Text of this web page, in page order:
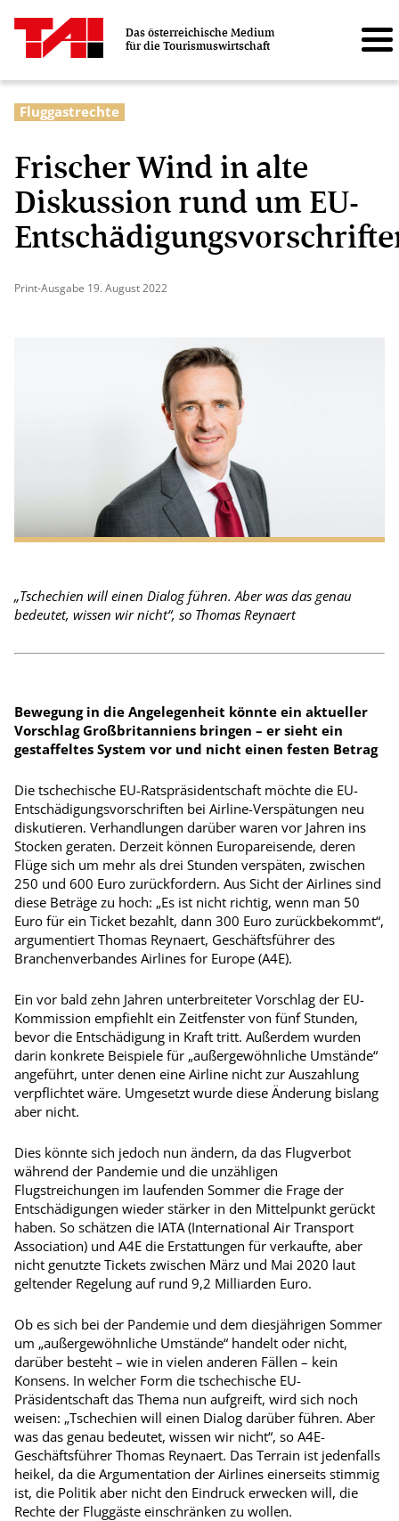
Das österreichische Medium
für die Tourismuswirtschaft
Fluggastrechte
Frischer Wind in alte
Diskussion rund um EU-
Print-Ausgabe 19. August 2022
„Tschechien will einen Dialog führen. Aber was das genau
bedeutet, wissen wir nicht“, so Thomas Reynaert
Bewegung in die Angelegenheit könnte ein aktueller
Vorschlag Großbritanniens bringen – er sieht ein
gestaffeltes System vor und nicht einen festen Betrag
Die tschechische EU-Ratspräsidentschaft möchte die EU-
Entschädigungsvorschriften bei Airline-Verspätungen neu
diskutieren. Verhandlungen darüber waren vor Jahren ins
Stocken geraten. Derzeit können Europareisende, deren
Flüge sich um mehr als drei Stunden verspäten, zwischen
250 und 600 Euro zurückfordern. Aus Sicht der Airlines sind
diese Beträge zu hoch: „Es ist nicht richtig, wenn man 50
Euro für ein Ticket bezahlt, dann 300 Euro zurückbekommt“,
argumentiert Thomas Reynaert, Geschäftsführer des
Branchenverbandes Airlines for Europe (A4E).
Ein vor bald zehn Jahren unterbreiteter Vorschlag der EU-
Kommission empfiehlt ein Zeitfenster von fünf Stunden,
bevor die Entschädigung in Kraft tritt. Außerdem wurden
darin konkrete Beispiele für „außergewöhnliche Umstände“
angeführt, unter denen eine Airline nicht zur Auszahlung
verpflichtet wäre. Umgesetzt wurde diese Änderung bislang
aber nicht.
Dies könnte sich jedoch nun ändern, da das Flugverbot
während der Pandemie und die unzähligen
Flugstreichungen im laufenden Sommer die Frage der
Entschädigungen wieder stärker in den Mittelpunkt gerückt
haben. So schätzen die IATA (International Air Transport
Association) und A4E die Erstattungen für verkaufte, aber
nicht genutzte Tickets zwischen März und Mai 2020 laut
geltender Regelung auf rund 9,2 Milliarden Euro.
Ob es sich bei der Pandemie und dem diesjährigen Sommer
um „außergewöhnliche Umstände“ handelt oder nicht,
darüber besteht – wie in vielen anderen Fällen – kein
Konsens. In welcher Form die tschechische EU-
Präsidentschaft das Thema nun aufgreift, wird sich noch
weisen: „Tschechien will einen Dialog darüber führen. Aber
was das genau bedeutet, wissen wir nicht“, so A4E-
Geschäftsführer Thomas Reynaert. Das Terrain ist jedenfalls
heikel, da die Argumentation der Airlines einerseits stimmig
ist, die Politik aber nicht den Eindruck erwecken will, die
Rechte der Fluggäste einschränken zu wollen.